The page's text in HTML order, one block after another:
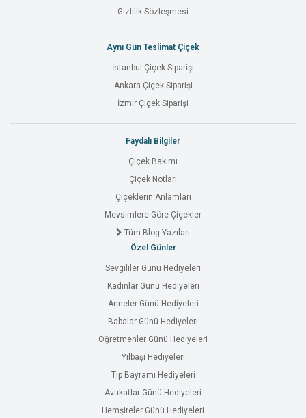
Gizlilik Sözleşmesi
Aynı Gün Teslimat Çiçek
İstanbul Çiçek Siparişi
Ankara Çiçek Siparişi
İzmir Çiçek Siparişi
Faydalı Bilgiler
Çiçek Bakımı
Çiçek Notları
Çiçeklerin Anlamları
Mevsimlere Göre Çiçekler
Tüm Blog Yazıları
Özel Günler
Sevgililer Günü Hediyeleri
Kadınlar Günü Hediyeleri
Anneler Günü Hediyeleri
Babalar Günü Hediyeleri
Öğretmenler Günü Hediyeleri
Yılbaşı Hediyeleri
Tıp Bayramı Hediyeleri
Avukatlar Günü Hediyeleri
Hemşireler Günü Hediyeleri